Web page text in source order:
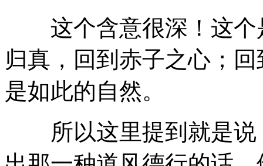
这个含意很深！这个
归真，回到赤子之心；
是如此的自然。
所以这里提到就是说